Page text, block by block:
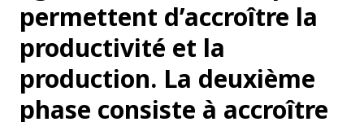
permettent d’accroître la
productivité et la
production. La deuxième
phase consiste à accroître